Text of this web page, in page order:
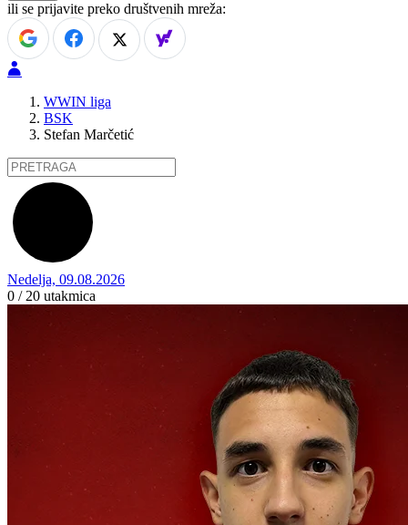
ili se prijavite preko društvenih mreža:
WWIN liga
BSK
Stefan Marčetić
Nedelja, 09.08.2026
0 / 20 utakmica